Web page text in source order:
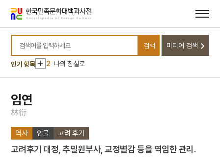
바로가기
바로가기
검색어를 입력하세요
검색 미디어 검색
인기 항목
10 십일면 관음보살상
1 금성대군
2 나의 침실로
3 돌리네
7
설빔
8 세배
임연
林衍
역사 인물 고려 후기
고려후기 대정, 추밀원부사, 교정별감 등을 역임한 관리.